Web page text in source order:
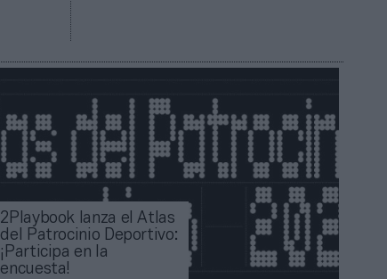
2Playbook lanza el Atlas
del Patrocinio Deportivo:
¡Participa en la
encuesta!